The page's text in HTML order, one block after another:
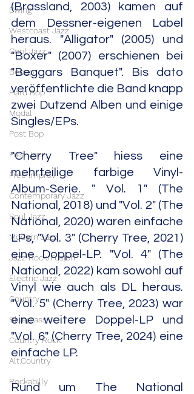
Swing
Westcoast Jazz
Cool Jazz
Bebop
Hard Bop
Modal
Post Bop
Free Jazz
Free Improv
Contemporary Jazz
Soul Jazz
Modern Jazz
Jazz Rock/Fusion
Electric Jazz
Country
Bluegrass
Country Rock
Alt.Country
Rockabilly
(Brassland, 2003) kamen auf
dem Dessner-eigenen Label
heraus. "Alligator" (2005) und
"Boxer" (2007) erschienen bei
"Beggars Banquet". Bis dato
veröffentlichte die Band knapp
zwei Dutzend Alben und einige
Singles/EPs.
"Cherry Tree" hiess eine
mehrteilige farbige Vinyl-
Album-Serie. " Vol. 1" (The
National, 2018) und "Vol. 2" (The
National, 2020) waren einfache
LPs, "Vol. 3" (Cherry Tree, 2021)
eine Doppel-LP. "Vol. 4" (The
National, 2022) kam sowohl auf
Vinyl wie auch als DL heraus.
"Vol. 5" (Cherry Tree, 2023) war
eine weitere Doppel-LP und
"Vol. 6" (Cherry Tree, 2024) eine
einfache LP.
Rund um The National